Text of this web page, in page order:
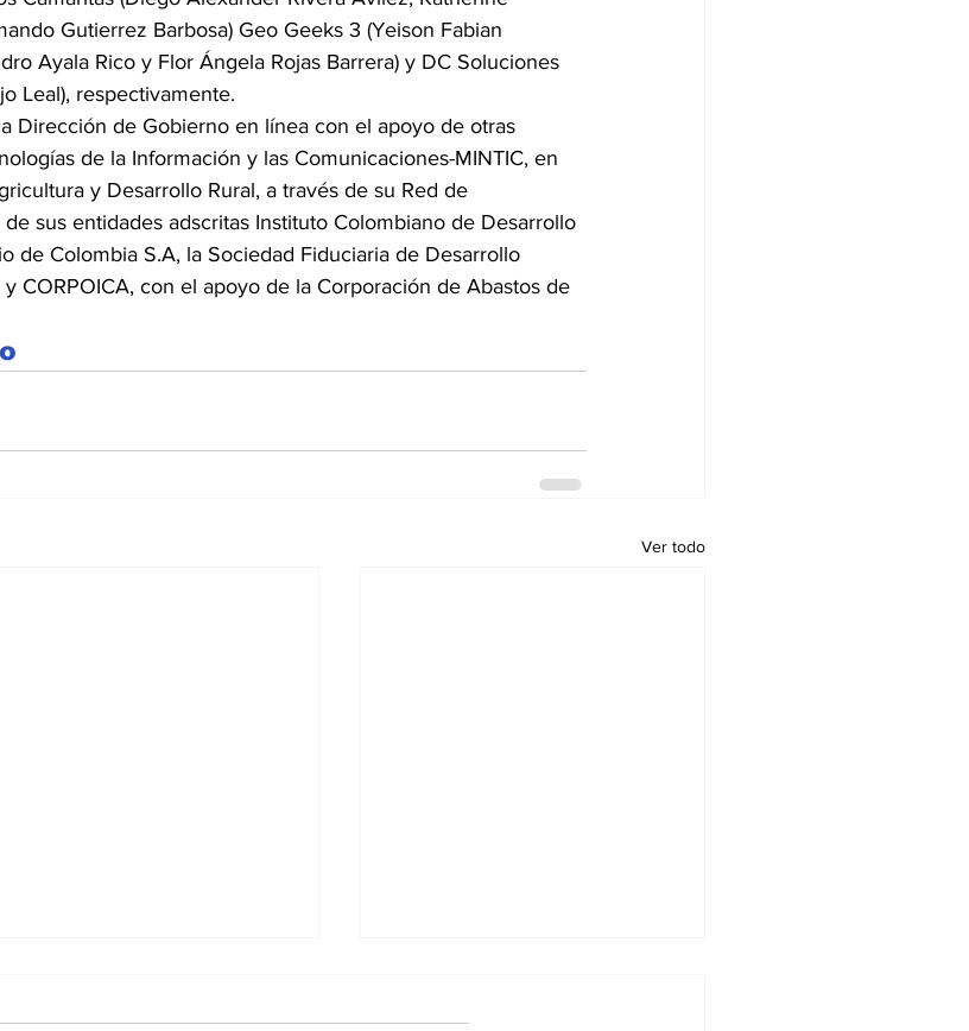
Gutierrez Barbosa) Geo Geeks 3 (Yeison Fabian
Ayala Rico y Flor Ángela Rojas Barrera) y DC Soluciones
Leal), respectivamente.
Dirección de Gobierno en línea con el apoyo de otras
de la Información y las Comunicaciones-MINTIC, en
y Desarrollo Rural, a través de su Red de
sus entidades adscritas Instituto Colombiano de Desarrollo
de Colombia S.A, la Sociedad Fiduciaria de Desarrollo
CORPOICA, con el apoyo de la Corporación de Abastos de
Ver todo